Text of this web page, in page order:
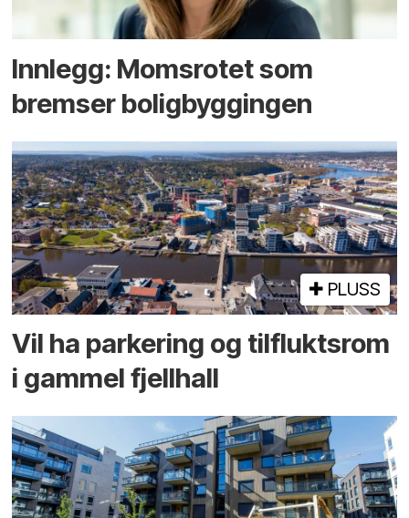
Innlegg: Moms­rotet som
bremser bolig­byggingen
PLUSS
Vil ha parkering og tilflukts­rom
i gammel fjellhall